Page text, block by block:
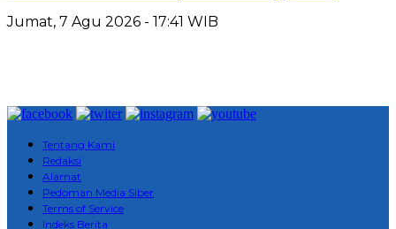
Jumat, 7 Agu 2026 - 17:41 WIB
Tentang Kami
Redaksi
Alamat
Pedoman Media Siber
Terms of Service
Indeks Berita